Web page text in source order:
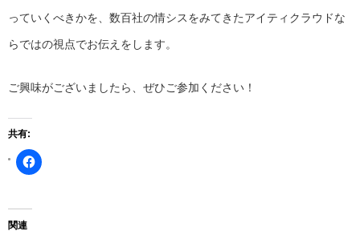
っていくべきかを、数百社の情シスをみてきたアイティクラウドな
らではの視点でお伝えをします。
ご興味がございましたら、ぜひご参加ください！
共有:
Facebook
で
関連